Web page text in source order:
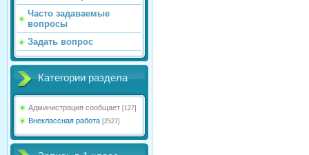
Часто задаваемые
вопросы
Задать вопрос
Категории раздела
Администрация сообщает [127]
Внеклассная работа [2527]